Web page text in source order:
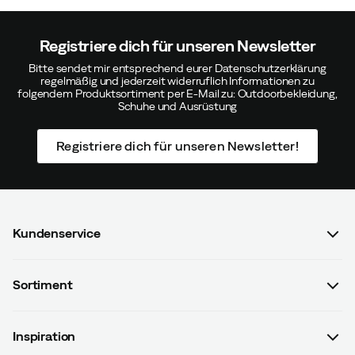
dass sie hoch sind und es durchgehend Schnürsenkel
Größe: 38
Rainer T Vor 1 Jahr Verifizierter Käufer
Größe:
Registriere dich für unseren Newsletter
Bitte sendet mir entsprechend eurer Datenschutzerklärung
regelmäßig und jederzeit widerruflich Informationen zu
folgendem Produktsortiment per E-Mail zu: Outdoorbekleidung,
Schuhe und Ausrüstung
Registriere dich für unseren Newsletter!
Kundenservice
Kontaktiere uns
Sortiment
Herren
Inspiration